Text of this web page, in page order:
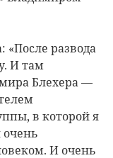
«После развода
И там
Блехера —
в которой я
очень
И очень